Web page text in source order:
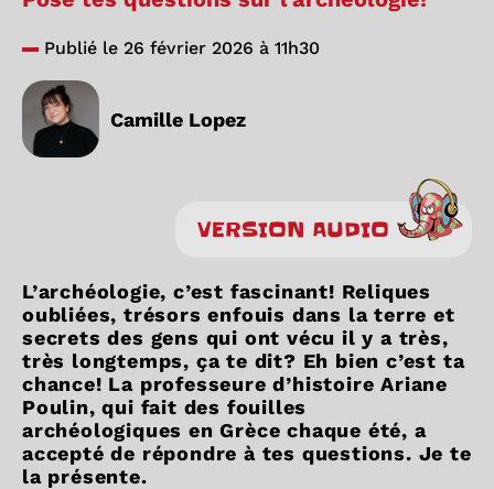
Publié le 26 février 2026 à 11h30
Camille Lopez
VERSION AUDIO
L’archéologie, c’est fascinant! Reliques
oubliées, trésors enfouis dans la terre et
secrets des gens qui ont vécu il y a très,
très longtemps, ça te dit? Eh bien c’est ta
chance! La professeure d’histoire Ariane
Poulin, qui fait des fouilles
archéologiques en Grèce chaque été, a
accepté de répondre à tes questions. Je te
la présente.